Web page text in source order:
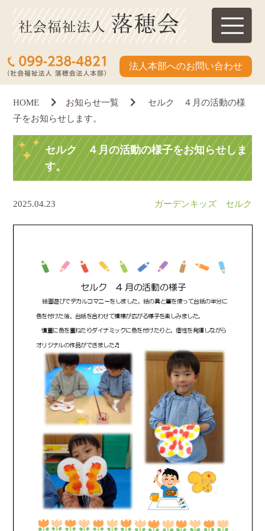
法人本部へのお問い合わせ
HOME お知らせ一覧
セルク ４月の活動の様
子をお知らせします。
セルク ４月の活動の様子をお知らせしま
す。
ガーデンキッズ セルク
2025.04.23